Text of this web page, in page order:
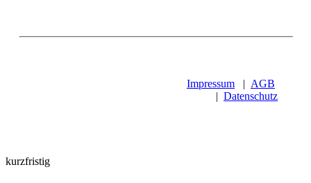
Impressum | AGB
| Datenschutz
kurzfristig